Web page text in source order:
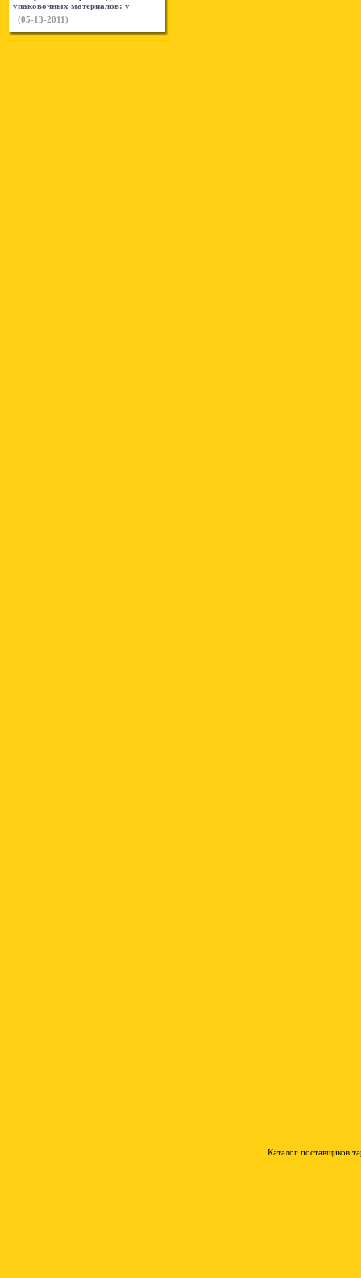
упаковочных материалов: у
(05-13-2011)
Каталог поставщиков